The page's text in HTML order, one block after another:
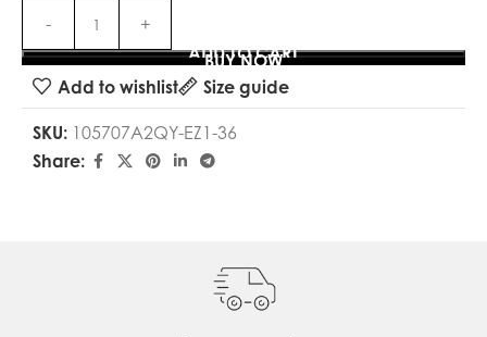
ADD TO CART
BUY NOW
Add to wishlist
Size guide
SKU: 105707A2QY-EZ1-36
Share: